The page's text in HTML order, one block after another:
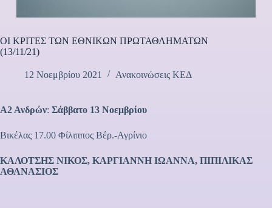
ΟΙ ΚΡΙΤΕΣ ΤΩΝ ΕΘΝΙΚΩΝ ΠΡΩΤΑΘΛΗΜΑΤΩΝ
(13/11/21)
12 Νοεμβρίου 2021 Ανακοινώσεις ΚΕΔ
Α2 Ανδρών: Σάββατο 13 Νοεμβρίου
Βικέλας 17.00 Φίλιππος Βέρ.-Αγρίνιο
ΚΑΛΟΤΣΗΣ ΝΙΚΟΣ, ΚΑΡΓΙΑΝΝΗ ΙΩΑΝΝΑ, ΠΙΠΙΛΙΚΑΣ
ΑΘΑΝΑΣΙΟΣ